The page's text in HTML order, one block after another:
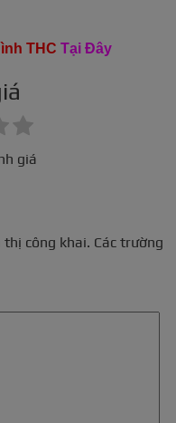
THC Tại Đây
giá
thị công khai. Các trường